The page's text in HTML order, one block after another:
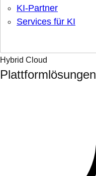
KI-Partner
Services für KI
Hybrid Cloud
Plattformlösungen